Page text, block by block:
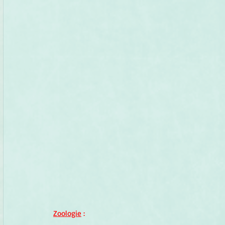
Zoologie :